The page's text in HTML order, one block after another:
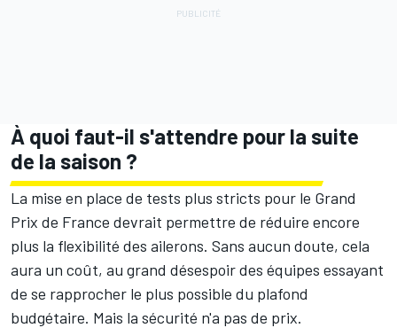
À quoi faut-il s'attendre pour la suite
de la saison ?
La mise en place de tests plus stricts pour le Grand
Prix de France devrait permettre de réduire encore
plus la flexibilité des ailerons. Sans aucun doute, cela
aura un coût, au grand désespoir des équipes essayant
de se rapprocher le plus possible du plafond
budgétaire. Mais la sécurité n'a pas de prix.